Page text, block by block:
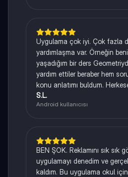
Uygulama çok iyi. Çok fazla
yardımlaşma var. Örneğin
yaşadığım bir ders
yardım ettiler beraber hem
konu anlatımı buldum.
S.L.
Android kullanıcısı
BEN ŞOK. Reklamını sık sık
uygulamayı denedim ve
kaldım. Bu uygulama okul